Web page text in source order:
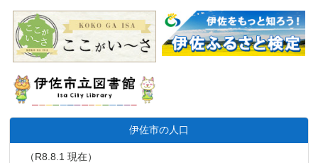
伊佐市の人口
（R8.8.1 現在）